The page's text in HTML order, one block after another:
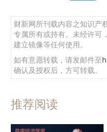
财新网所刊载内容之知识产
专属所有或持有。未经许可
建立镜像等任何使用。
如有意愿转载，请发邮件至
确认及授权后，方可转载。
推荐阅读